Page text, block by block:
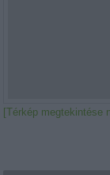
[Térkép megtekintése